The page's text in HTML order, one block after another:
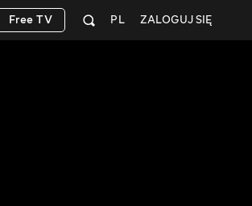
ZALOGUJ SIĘ
PL
Free TV